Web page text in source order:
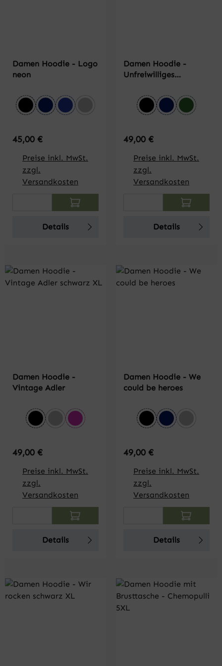
Damen Hoodie - Logo
neon
Farbeauswählen
schwarzdunkelblauroyalblaugrau meliert
Regulärer Preis:
45,00 €
Preise inkl. MwSt.
zzgl.
Versandkosten
Produkt Anzahl: Gib den gewünschten
Details
Damen Hoodie -
Unfreiwilliges
Farbeauswählen
schwarzdunkelblau
Regulärer Preis:
49,00 €
Preise inkl. MwSt.
zzgl.
Versandkosten
Produkt Anzahl:
Details
Damen Hoodie -
Vintage Adler
Farbeauswählen
schwarzgrau meliert
pink
Regulärer Preis:
49,00 €
Preise inkl. MwSt.
zzgl.
Versandkosten
Produkt Anzahl: Gib den gewünschten
Details
Damen Hoodie - We
could be heroes
Farbeauswählen
schwarzdunkelblau
grau
Regulärer Preis:
49,00 €
Preise inkl. MwSt.
zzgl.
Versandkosten
Produkt Anzahl:
Details